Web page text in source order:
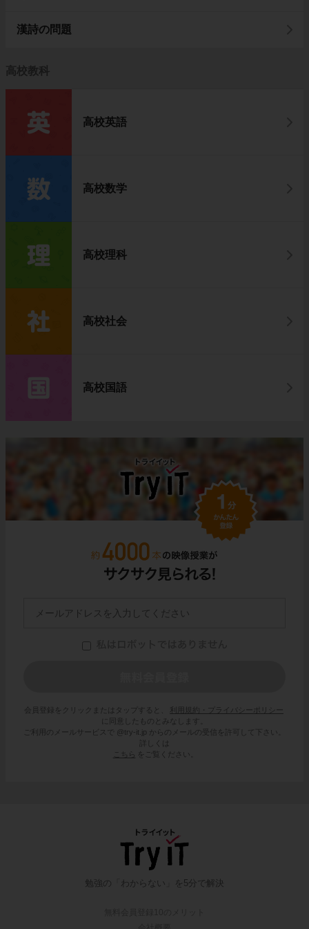
漢詩の問題
高校教科
高校英語
高校数学
高校理科
高校社会
高校国語
会員登録をクリックまたはタップすると、
利用規約・プライバシーポリシー
に同意したものとみなします。
ご利用のメールサービスで @try-it.jp からのメールの受信を許可して下さい。
詳しくは
こちら
をご覧ください。
勉強の「わからない」を5分で解決